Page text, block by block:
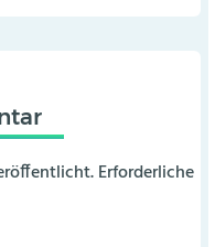
Erforderliche